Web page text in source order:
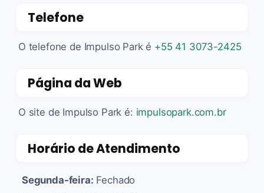
Telefone
O telefone de Impulso Park é +55 41 3073-2425
Página da Web
O site de Impulso Park é: impulsopark.com.br
Horário de Atendimento
Segunda-feira: Fechado